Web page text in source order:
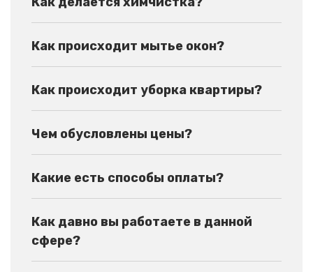
Как происходит мытье окон?
Как происходит уборка квартиры?
Чем обусловлены цены?
Какие есть способы оплаты?
Как давно вы работаете в данной
сфере?